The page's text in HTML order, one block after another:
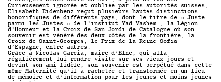
Curieusement ignorée et oubliée par les autorités suisses,
Elisabeth Eidenbenz reçut plusieurs hautes distinctions
honorifiques de différents pays, dont le titre de « Juste
parmi les Justes » de l’institut Yad Vashem , la Légion
d’Honneur et la Croix de San Jordi de Catalogne où son
souvenir est vénéré des deux côtés de la frontière, la
Croix de Saint-Georges, le Prix de la Reine Sofia
d’Espagne, entre autres.
Grâce à Nicolas Garcia, maire d’Elne, qui alla
régulièrement lui rendre visite sur ses vieux jours et
devint son ami fidèle, son souvenir est perpétué dans cette
même Maternité qu’il a rachetée et transformée en un lieu
de mémoire et d’information pour les jeunes et moins jeunes